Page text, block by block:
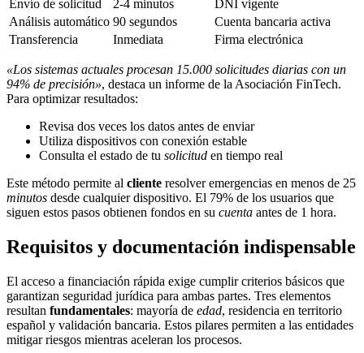
Envío de solicitud
2-4 minutos
DNI vigente
Análisis automático 90 segundos
Cuenta bancaria activa
Transferencia
Inmediata Firma electrónica
«Los sistemas actuales procesan 15.000 solicitudes diarias con un
94% de precisión», destaca un informe de la Asociación FinTech.
Para optimizar resultados:
Revisa dos veces los datos antes de enviar
Utiliza dispositivos con conexión estable
Consulta el estado de tu solicitud en tiempo real
Este método permite al cliente resolver emergencias en menos de 25
minutos desde cualquier dispositivo. El 79% de los usuarios que
siguen estos pasos obtienen fondos en su cuenta antes de 1 hora.
Requisitos y documentación indispensable
El acceso a financiación rápida exige cumplir criterios básicos que
garantizan seguridad jurídica para ambas partes. Tres elementos
resultan fundamentales: mayoría de edad, residencia en territorio
español y validación bancaria. Estos pilares permiten a las entidades
mitigar riesgos mientras aceleran los procesos.